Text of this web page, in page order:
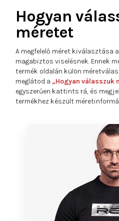
Hogyan
méretet
A megfelelő méret kiválasztása
magabiztos viselésnek. Ennek
termék oldalán külön
meglátod a „Hogyan válasszuk
egyszerűen kattints rá, és
termékhez készült